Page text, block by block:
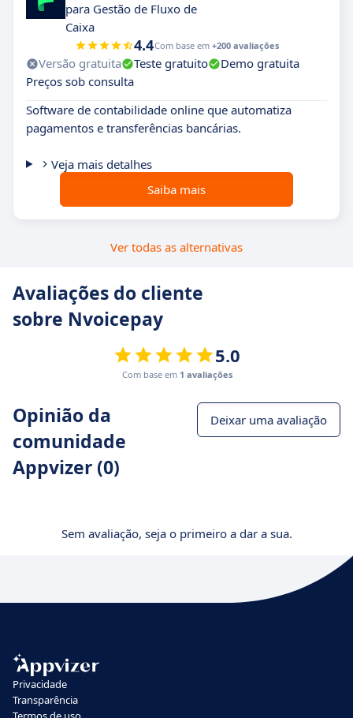
para Gestão de Fluxo de
Caixa
4.4Com base em +200 avaliações
Versão gratuita Teste gratuito
Demo gratuita
Preços sob consulta
Software de contabilidade online que automatiza
pagamentos e transferências bancárias.
Veja mais detalhes
Saiba mais
Ver todas as alternativas
Avaliações do cliente
sobre Nvoicepay
5.0
Com base em 1 avaliações
Opinião da
comunidade
Appvizer (0)
Deixar uma avaliação
Sem avaliação, seja o primeiro a dar a sua.
Privacidade
Transparência